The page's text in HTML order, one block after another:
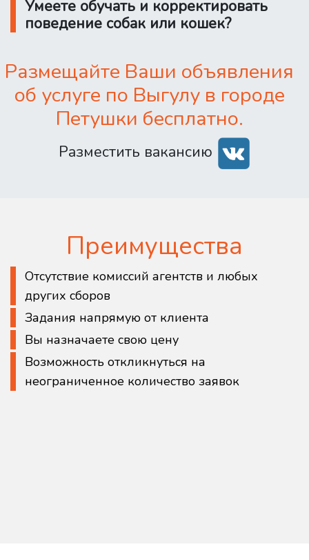
Умеете обучать и корректировать
поведение собак или кошек?
Размещайте Ваши объявления
об услуге по Выгулу в городе
Петушки бесплатно.
Разместить вакансию
Преимущества
Отсутствие комиссий агентств и любых
других сборов
Задания напрямую от клиента
Вы назначаете свою цену
Возможность откликнуться на
неограниченное количество заявок